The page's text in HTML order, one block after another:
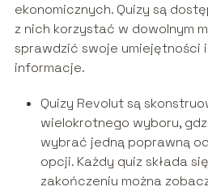
ekonomicznych. Quizy są
z nich korzystać w dowolnym
sprawdzić swoje umiejętności
informacje.
Quizy Revolut są
wielokrotnego wyboru,
wybrać jedną poprawną
opcji. Każdy quiz składa
zakończeniu można